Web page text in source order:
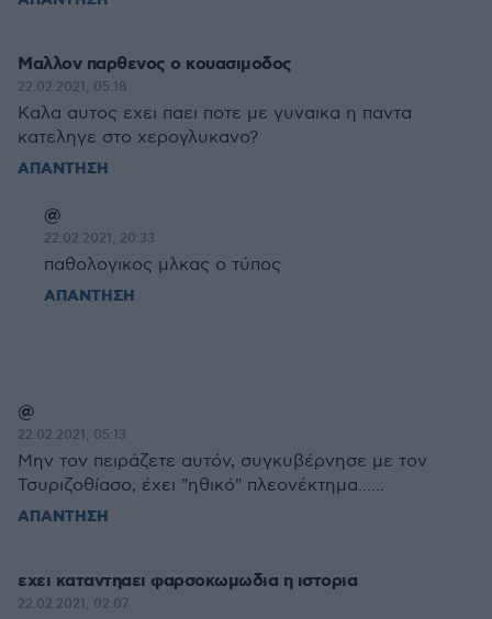
Μαλλον παρθενος ο κουασιμοδος
22.02.2021, 05:18
Καλα αυτος εχει παει ποτε με γυναικα η παντα
κατεληγε στο χερογλυκανο?
ΑΠΑΝΤΗΣΗ
@
22.02.2021, 20:33
παθολογικος μλκας ο τύπος
ΑΠΑΝΤΗΣΗ
@
22.02.2021, 05:13
Μην τον πειράζετε αυτόν, συγκυβέρνησε με τον
Τσυριζοθίασο, έχει "ηθικό" πλεονέκτημα......
ΑΠΑΝΤΗΣΗ
εχει καταντηαει φαρσοκωμωδια η ιστορια
22.02.2021, 02:07